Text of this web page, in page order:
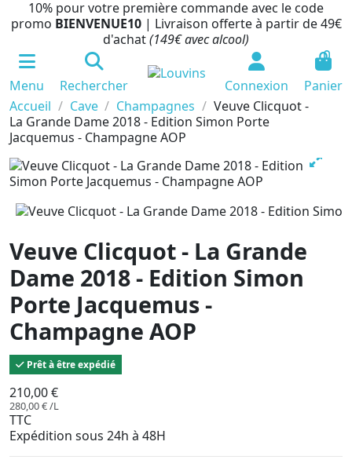
10% pour votre première commande avec le code
promo BIENVENUE10 | Livraison offerte à partir de 49€
d'achat(149€ avec alcool)
Menu Rechercher Connexion
0
Panier
Accueil
Cave Champagnes
Veuve Clicquot -
La Grande Dame 2018 - Edition Simon Porte
Jacquemus - Champagne AOP
Veuve Clicquot - La Grande
Dame 2018 - Edition Simon
Porte Jacquemus -
Champagne AOP
Prêt à être expédié
210,00 €
280,00 € /L
TTC
Expédition sous 24h à 48H